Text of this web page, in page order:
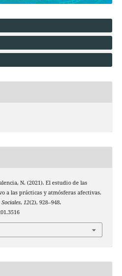
N. (2021). El estudio de las
a las prácticas y atmósferas afectivas.
, 12(2), 928–948.